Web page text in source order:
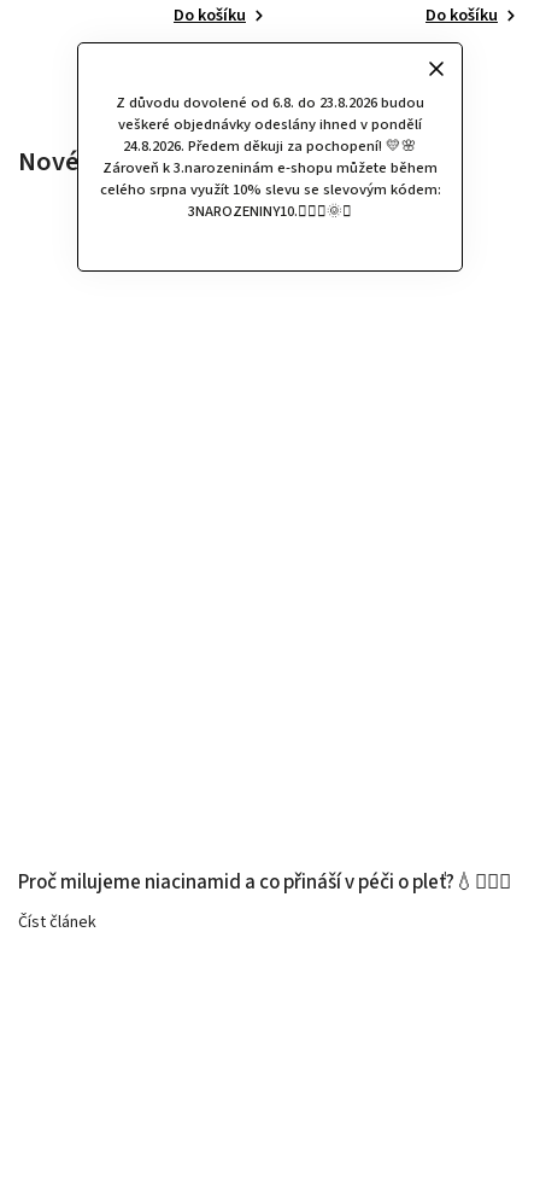
Z důvodu dovolené od 6.8. do 23.8.2026 budou
veškeré objednávky odeslány ihned v pondělí
24.8.2026. Předem děkuji za pochopení! 💛🌸
Zároveň k 3.narozeninám e-shopu můžete během
celého srpna využít 10% slevu se slevovým kódem:
3NAROZENINY10.🧚🏻‍♀️🌞✨
Do košíku Do košíku
Nové články
Proč milujeme niacinamid a co přináší v péči o pleť?💧🧚🏻‍♀️
Číst článek